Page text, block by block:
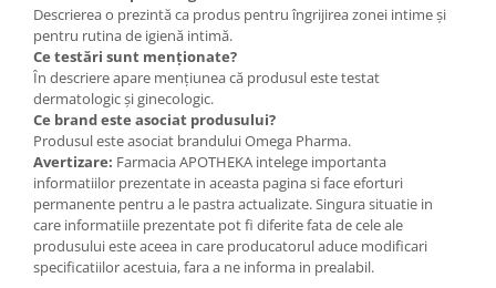
Descrierea o prezintă ca produs pentru îngrijirea zonei intime și
pentru rutina de igienă intimă.
Ce testări sunt menționate?
În descriere apare mențiunea că produsul este testat
dermatologic și ginecologic.
Ce brand este asociat produsului?
Produsul este asociat brandului Omega Pharma.
Avertizare: Farmacia APOTHEKA intelege importanta
informatiilor prezentate in aceasta pagina si face eforturi
permanente pentru a le pastra actualizate. Singura situatie in
care informatiile prezentate pot fi diferite fata de cele ale
produsului este aceea in care producatorul aduce modificari
specificatiilor acestuia, fara a ne informa in prealabil.